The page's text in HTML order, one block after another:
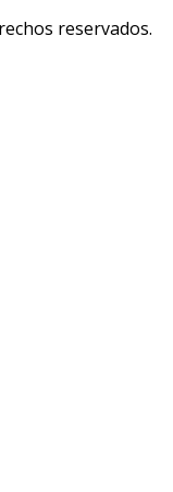
reservados.